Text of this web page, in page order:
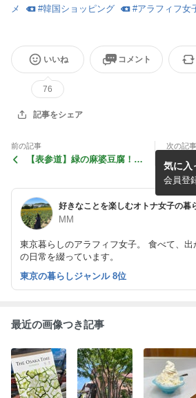
メ #韓国ショッピング #アラフィフ女
いいね
76
コメント
記事をシェア
前の記事
【表参道】緑の麻婆豆腐！V
次の記事
【横浜
ースハ
好きなことを楽しむオトナ女子の暮
MM
東京暮らしのアラフィフ女子。 食べて、
の日常を綴っています。
気に入
会員登
東京の暮らしジャンル 8位
最近の画像つき記事